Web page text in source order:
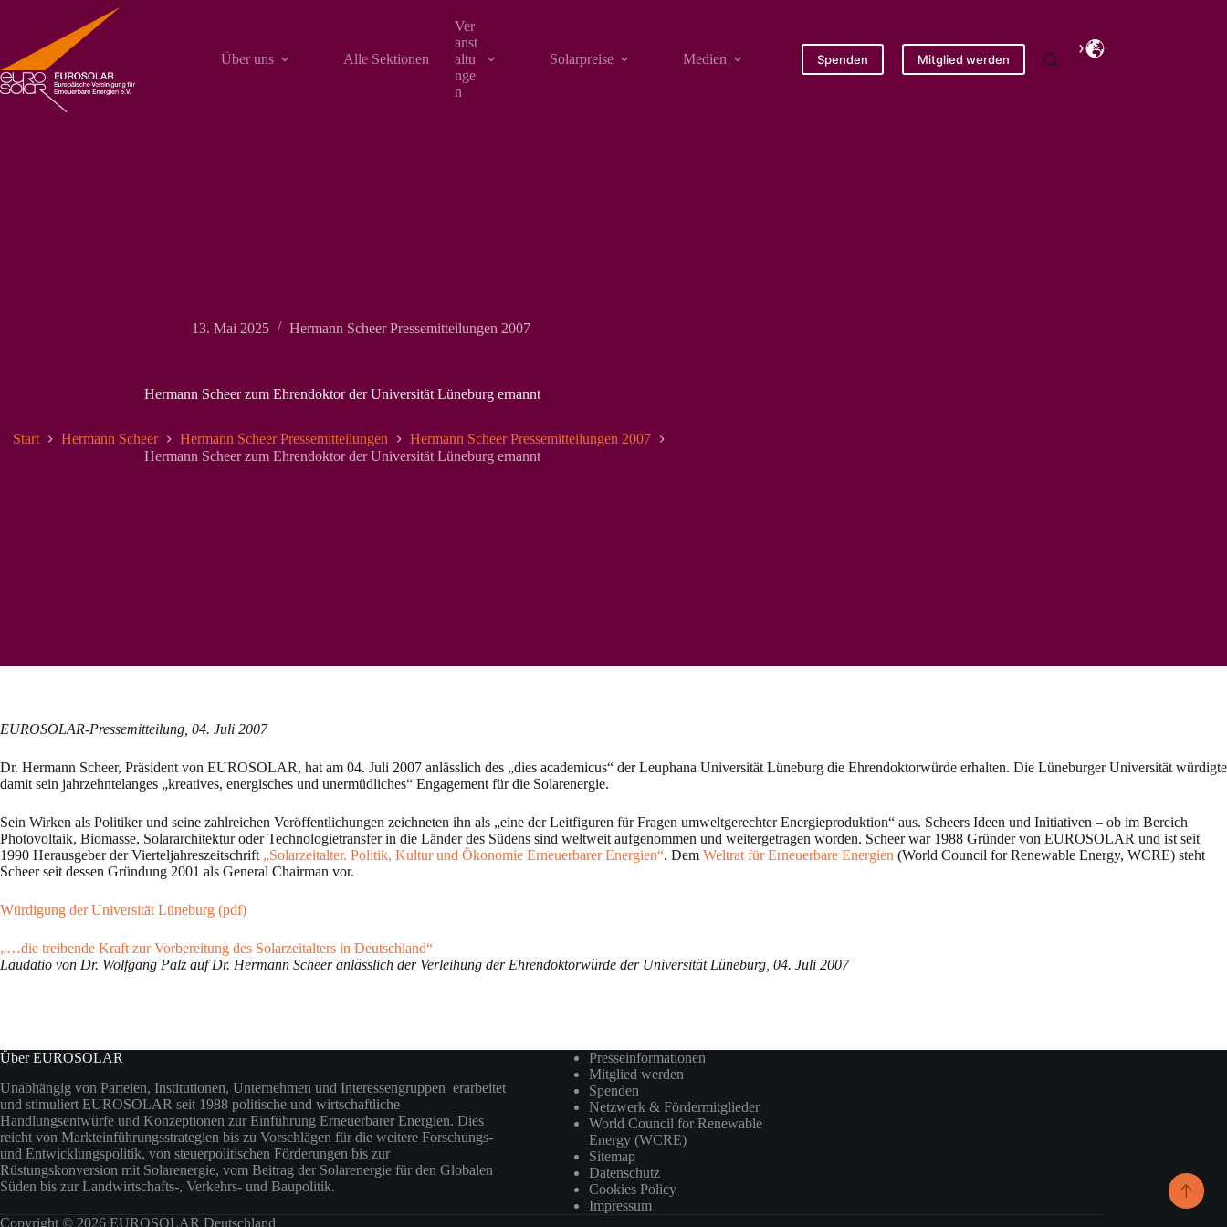
Über uns
Alle Sektionen
Ver
anst
altu
nge
n
Solarpreise Medien Spenden Mitglied werden
13. Mai 2025 Hermann Scheer Pressemitteilungen 2007
Hermann Scheer zum Ehrendoktor der Universität Lüneburg ernannt
Start Hermann Scheer Hermann Scheer Pressemitteilungen
Hermann Scheer Pressemitteilungen 2007
Hermann Scheer zum Ehrendoktor der Universität Lüneburg ernannt
EUROSOLAR-Pressemitteilung, 04. Juli 2007
Dr. Hermann Scheer, Präsident von EUROSOLAR, hat am 04. Juli 2007 anlässlich des „dies academicus“ der Leuphana Universität Lüneburg die Ehrendoktorwürde erhalten. Die Lüneburger Universität würdigte
damit sein jahrzehntelanges „kreatives, energisches und unermüdliches“ Engagement für die Solarenergie.
Sein Wirken als Politiker und seine zahlreichen Veröffentlichungen zeichneten ihn als „eine der Leitfiguren für Fragen umweltgerechter Energieproduktion“ aus. Scheers Ideen und Initiativen – ob im Bereich
Photovoltaik, Biomasse, Solararchitektur oder Technologietransfer in die Länder des Südens sind weltweit aufgenommen und weitergetragen worden. Scheer war 1988 Gründer von EUROSOLAR und ist seit
1990 Herausgeber der Vierteljahreszeitschrift „Solarzeitalter. Politik, Kultur und Ökonomie Erneuerbarer Energien“. Dem Weltrat für Erneuerbare Energien (World Council for Renewable Energy, WCRE) steht
Scheer seit dessen Gründung 2001 als General Chairman vor.
Würdigung der Universität Lüneburg (pdf)
„…die treibende Kraft zur Vorbereitung des Solarzeitalters in Deutschland“
Laudatio von Dr. Wolfgang Palz auf Dr. Hermann Scheer anlässlich der Verleihung der Ehrendoktorwürde der Universität Lüneburg, 04. Juli 2007
Über EUROSOLAR
Unabhängig von Parteien, Institutionen, Unternehmen und Interessengruppen erarbeitet
und stimuliert EUROSOLAR seit 1988 politische und wirtschaftliche
Handlungsentwürfe und Konzeptionen zur Einführung Erneuerbarer Energien. Dies
reicht von Markteinführungsstrategien bis zu Vorschlägen für die weitere Forschungs-
und Entwicklungspolitik, von steuerpolitischen Förderungen bis zur
Rüstungskonversion mit Solarenergie, vom Beitrag der Solarenergie für den Globalen
Süden bis zur Landwirtschafts-, Verkehrs- und Baupolitik.
Presseinformationen
Mitglied werden
Spenden
Netzwerk & Fördermitglieder
World Council for Renewable
Energy (WCRE)
Sitemap
Datenschutz
Cookies Policy
Impressum
Copyright © 2026 EUROSOLAR Deutschland